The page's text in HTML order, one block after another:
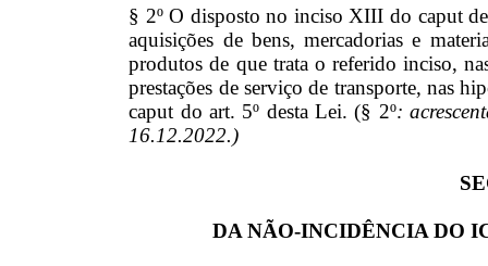
§ 2º O disposto no inciso XIII do caput
aquisições de bens, mercadorias e
produtos de que trata o referido inciso,
prestações de serviço de transporte, nas
caput do art. 5º desta Lei. (§ 2º:
16.12.2022.)
DA NÃO-INCIDÊNCIA DO